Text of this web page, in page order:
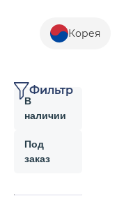
Корея
Фильтр
В
наличии
Под
заказ